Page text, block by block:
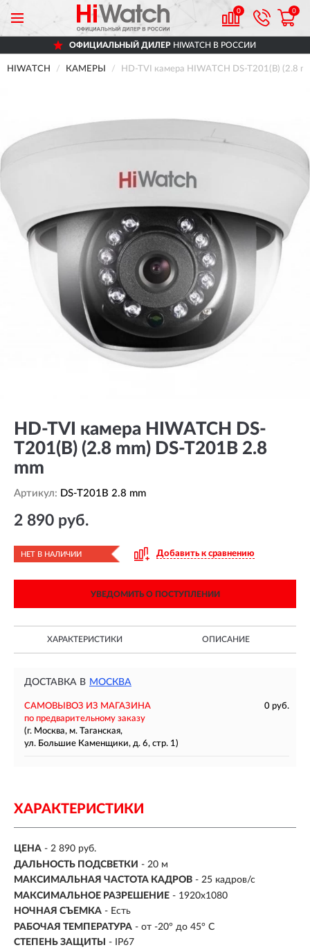
0 0
ОФИЦИАЛЬНЫЙ ДИЛЕРHIWATCH В РОССИИ
HIWATCH КАМЕРЫ HD-TVI камера HIWATCH DS-T201(B) (2.8
HD-TVI камера HIWATCH DS-
T201(B) (2.8 mm) DS-T201B 2.8
mm
Артикул: DS-T201B 2.8 mm
2 890 руб.
НЕТ В НАЛИЧИИ Добавить к сравнению
УВЕДОМИТЬ О ПОСТУПЛЕНИИ
ХАРАКТЕРИСТИКИ ОПИСАНИЕ
ДОСТАВКА В МОСКВА
САМОВЫВОЗ ИЗ МАГАЗИНА
0 руб.
по предварительному заказу
(г. Москва, м. Таганская,
ул. Большие Каменщики, д. 6, стр. 1)
ХАРАКТЕРИСТИКИ
ЦЕНА - 2 890 руб.
ДАЛЬНОСТЬ ПОДСВЕТКИ - 20 м
МАКСИМАЛЬНАЯ ЧАСТОТА КАДРОВ - 25 кадров/с
МАКСИМАЛЬНОЕ РАЗРЕШЕНИЕ - 1920x1080
НОЧНАЯ СЪЕМКА - Есть
РАБОЧАЯ ТЕМПЕРАТУРА - от -20° до 45° C
СТЕПЕНЬ ЗАЩИТЫ
- IP67